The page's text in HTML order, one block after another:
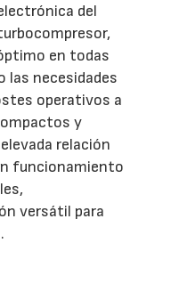
del
en todas
las necesidades
operativos a
y
relación
funcionamiento
versátil para